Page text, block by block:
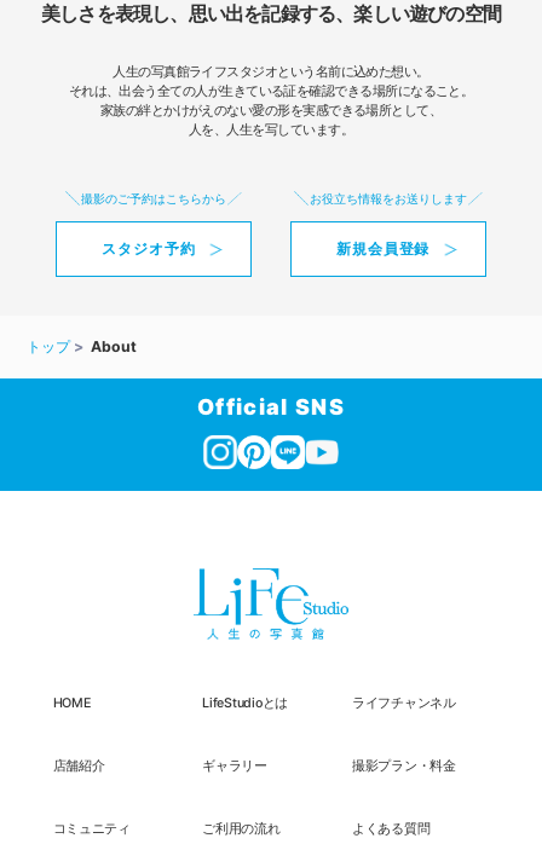
美しさを表現し、思い出を記録する、楽しい遊びの空間
人生の写真館ライフスタジオという名前に込めた想い。
それは、出会う全ての人が生きている証を確認できる場所になること。
家族の絆とかけがえのない愛の形を実感できる場所として、
人を、人生を写しています。
撮影のご予約はこちらから
スタジオ予約
お役立ち情報をお送りします
新規会員登録
トップ About
Official SNS
HOME LifeStudioとは ライフチャンネル
店舗紹介 ギャラリー 撮影プラン・料金
コミュニティ ご利用の流れ よくある質問